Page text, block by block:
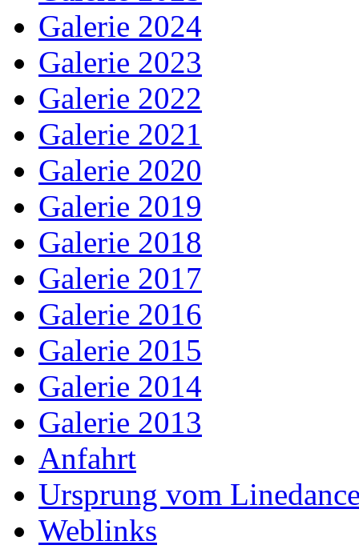
Galerie 2024
Galerie 2023
Galerie 2022
Galerie 2021
Galerie 2020
Galerie 2019
Galerie 2018
Galerie 2017
Galerie 2016
Galerie 2015
Galerie 2014
Galerie 2013
Anfahrt
Ursprung vom
Weblinks